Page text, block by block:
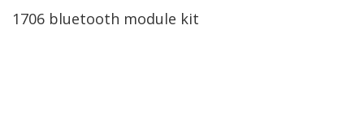
1706 bluetooth module kit